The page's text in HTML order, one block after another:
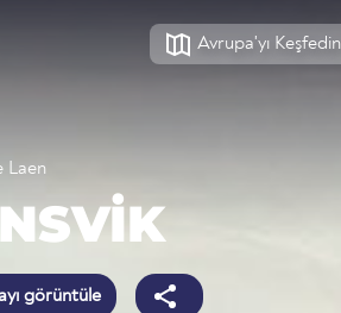
Avrupa'yı Keşfedin
Laen
görüntüle